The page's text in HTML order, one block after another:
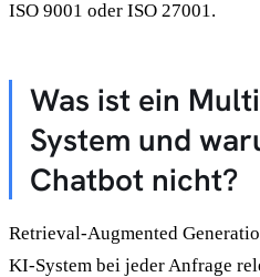
ISO 9001 oder ISO 27001.
Was ist ein
System und
Chatbot nicht?
Retrieval-Augmented
KI-System bei jeder Anfrage